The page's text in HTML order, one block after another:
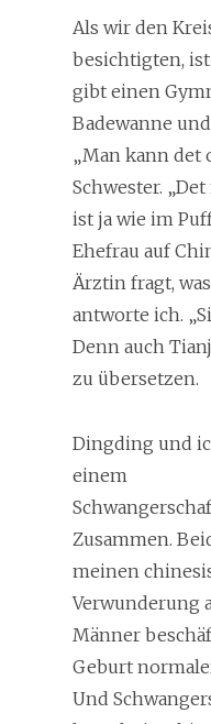
Als wir den
besichtigten,
gibt einen
Badewanne
„Man kann det
Schwester.
ist ja wie im
Ehefrau auf
Ärztin fragt,
antworte ich.
Denn auch
zu übersetzen.
Dingding und
einem
Zusammen.
meinen
Verwunderung
Männer
Geburt
Und